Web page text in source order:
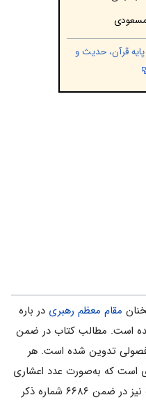
مسعودی
پايه قرآن، حديث و
مقام معظم رهبرى در باره
است. مطالب کتاب در ضمن
تدوین شده است. هر
است که به‌صورت عدد اعشارى
مشخص شده است. کل مباحث کتاب نیز در ضمن ۶۶۸۶ شماره ذکر